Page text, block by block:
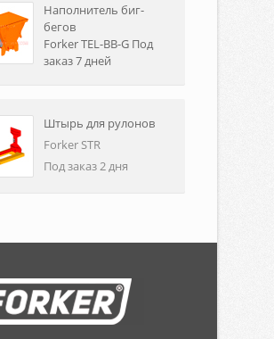
Наполнитель биг-
бегов
Forker TEL-BB-G Под
заказ 7 дней
Штырь для рулонов
Forker STR
Под заказ 2 дня